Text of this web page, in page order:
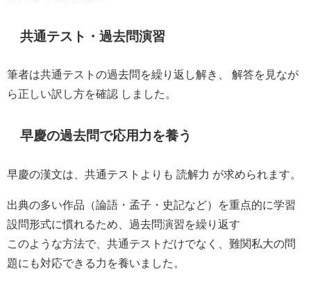
共通テスト・過去問演習
筆者は共通テストの過去問を繰り返し解き、 解答を見なが
ら正しい訳し方を確認 しました。
早慶の過去問で応用力を養う
早慶の漢文は、共通テストよりも 読解力 が求められます。
出典の多い作品（論語・孟子・史記など）を重点的に学習
設問形式に慣れるため、過去問演習を繰り返す
このような方法で、共通テストだけでなく、難関私大の問
題にも対応できる力を養いました。